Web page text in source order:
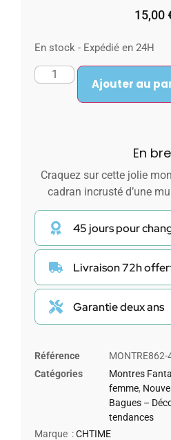
15,00
En stock - Expédié en 24H
Ajouter au
En
Craquez sur cette jolie
cadran incrusté d’une
45 jours pour
Livraison 72h
Garantie deux ans
Référence
MONTRE862-
Catégories
Montres
femme,
Bagues –
tendances
Marque :CHTIME